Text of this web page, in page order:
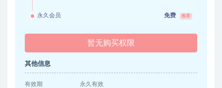
永久会员 免费 推荐
暂无购买权限
其他信息
有效期 永久有效